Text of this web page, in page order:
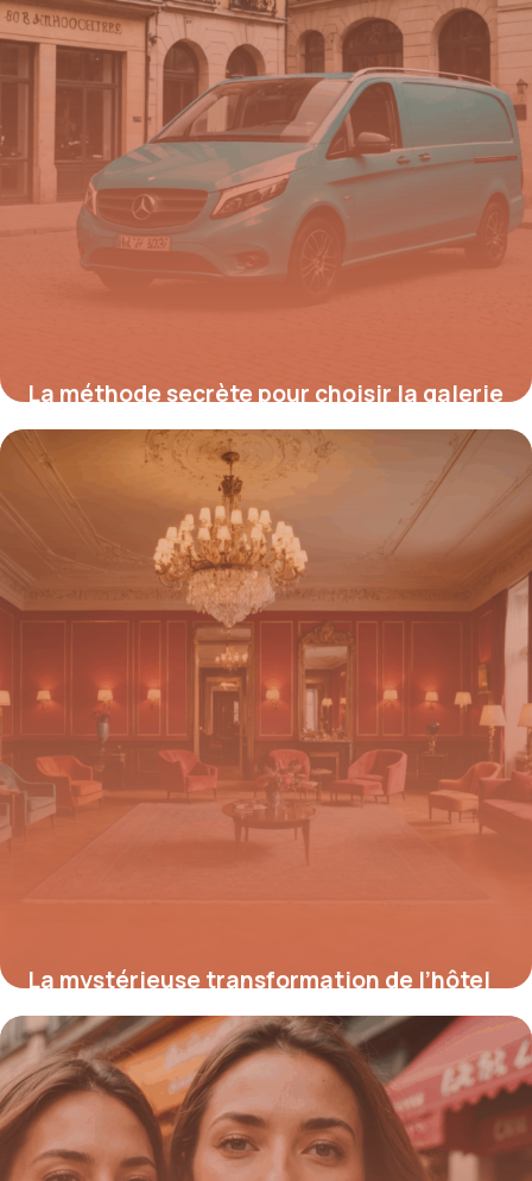
La méthode secrète pour choisir la galerie
de toit idéale pour votre Mercedes Vito et
booster votre productivité sofort
25 août 2025
La mystérieuse transformation de l’hôtel
Weidmann : entre luxe d’hier et déclin
d’aujourd’hui
18 août 2025